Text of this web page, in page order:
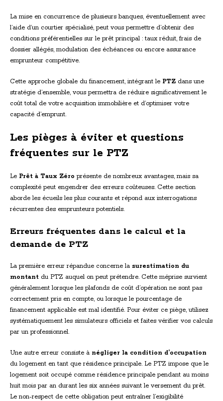
La mise en concurrence de plusieurs banques, éventuellement avec
l’aide d’un courtier spécialisé, peut vous permettre d’obtenir des
conditions préférentielles sur le prêt principal : taux réduit, frais de
dossier allégés, modulation des échéances ou encore assurance
emprunteur compétitive.
Cette approche globale du financement, intégrant le PTZ dans une
stratégie d’ensemble, vous permettra de réduire significativement le
coût total de votre acquisition immobilière et d’optimiser votre
capacité d’emprunt.
Les pièges à éviter et questions
fréquentes sur le PTZ
Le Prêt à Taux Zéro présente de nombreux avantages, mais sa
complexité peut engendrer des erreurs coûteuses. Cette section
aborde les écueils les plus courants et répond aux interrogations
récurrentes des emprunteurs potentiels.
Erreurs fréquentes dans le calcul et la
demande de PTZ
La première erreur répandue concerne la surestimation du
montant du PTZ auquel on peut prétendre. Cette méprise survient
généralement lorsque les plafonds de coût d’opération ne sont pas
correctement pris en compte, ou lorsque le pourcentage de
financement applicable est mal identifié. Pour éviter ce piège, utilisez
systématiquement les simulateurs officiels et faites vérifier vos calculs
par un professionnel.
Une autre erreur consiste à négliger la condition d’occupation
du logement en tant que résidence principale. Le PTZ impose que le
logement soit occupé comme résidence principale pendant au moins
huit mois par an durant les six années suivant le versement du prêt.
Le non-respect de cette obligation peut entraîner l’exigibilité